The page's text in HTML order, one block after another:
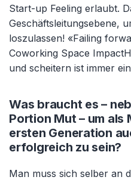
Start-up Feeling erlaubt.
Geschäftsleitungsebene,
loszulassen! «Failing
Coworking Space
und scheitern ist immer
Was braucht es –
Portion Mut – um als
ersten Generation
erfolgreich zu sein?
Man muss sich selber an